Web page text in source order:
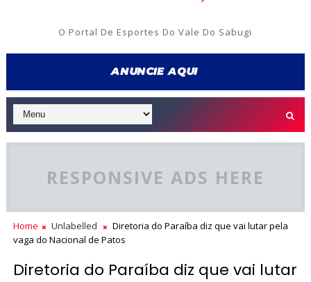
O Portal De Esportes Do Vale Do Sabugi
RESPONSIVE ADS HERE
Home Unlabelled
Diretoria do Paraíba diz que vai lutar pela
vaga do Nacional de Patos
Diretoria do Paraíba diz que vai lutar